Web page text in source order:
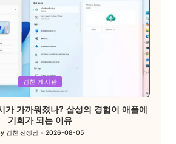
컴친 게시판
가 가까워졌나? 삼성의 경험이 애플에
기회가 되는 이유
컴친 선생님 2026-08-05